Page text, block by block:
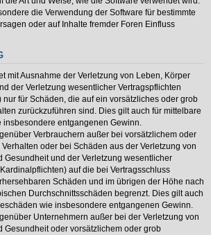
die Verwendung der Software für bestimmte
oder auf Inhalte fremder Foren Einfluss
mit Ausnahme der Verletzung von Leben, Körper
der Verletzung wesentlicher Vertragspflichten
für Schäden, die auf ein vorsätzliches oder grob
zurückzuführen sind. Dies gilt auch für mittelbare
insbesondere entgangenen Gewinn.
Verbrauchern außer bei vorsätzlichem oder
oder bei Schäden aus der Verletzung von
Gesundheit und der Verletzung wesentlicher
auf die bei Vertragsschluss
Schäden und im übrigen der Höhe nach
Durchschnittsschäden begrenzt. Dies gilt auch
wie insbesondere entgangenen Gewinn.
Unternehmern außer bei der Verletzung von
Gesundheit oder vorsätzlichem oder grob